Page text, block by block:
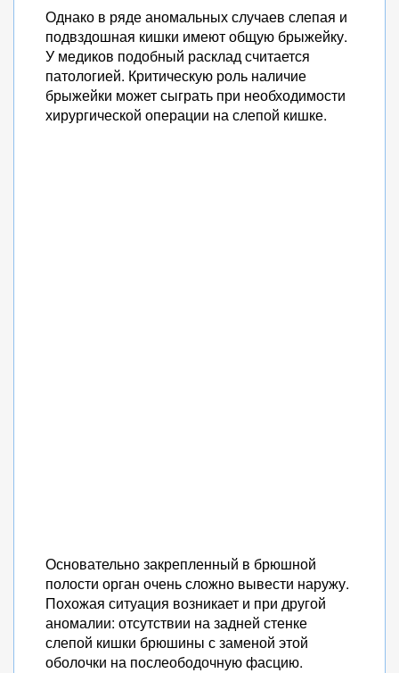
Однако в ряде аномальных случаев слепая и
подвздошная кишки имеют общую брыжейку.
У медиков подобный расклад считается
патологией. Критическую роль наличие
брыжейки может сыграть при необходимости
хирургической операции на слепой кишке.
Основательно закрепленный в брюшной
полости орган очень сложно вывести наружу.
Похожая ситуация возникает и при другой
аномалии: отсутствии на задней стенке
слепой кишки брюшины с заменой этой
оболочки на послеободочную фасцию.